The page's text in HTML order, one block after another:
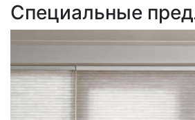
Специальные